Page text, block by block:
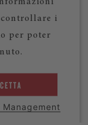
i
per poter